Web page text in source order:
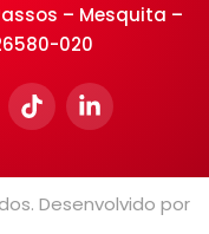
– Mesquita –
020
Desenvolvido por